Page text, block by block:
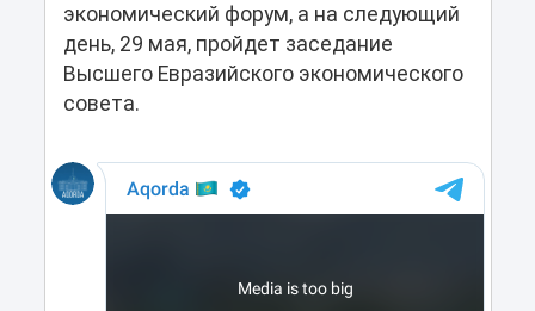
экономический форум, а на следующий
день, 29 мая, пройдет заседание
Высшего Евразийского экономического
совета.